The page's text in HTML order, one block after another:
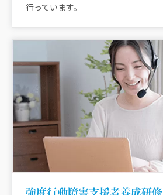
行っています。
強度行動障害支援者養成研修